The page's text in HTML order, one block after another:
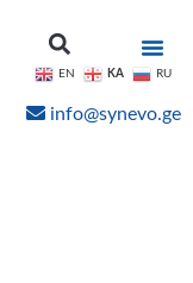
info@synevo.ge
EN KA RU